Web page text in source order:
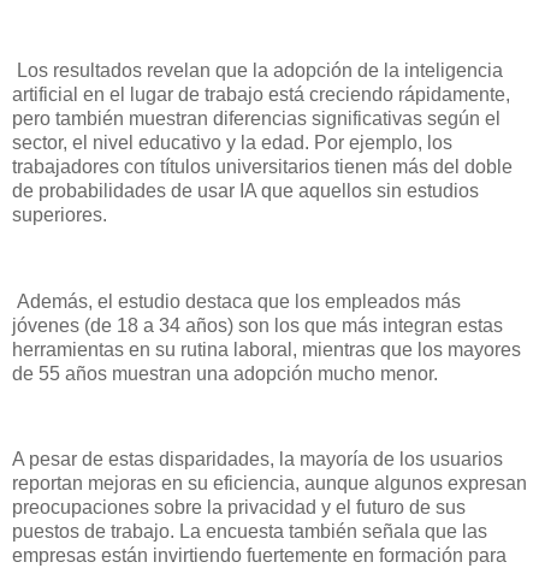
Los resultados revelan que la adopción de la inteligencia
artificial en el lugar de trabajo está creciendo rápidamente,
pero también muestran diferencias significativas según el
sector, el nivel educativo y la edad. Por ejemplo, los
trabajadores con títulos universitarios tienen más del doble
de probabilidades de usar IA que aquellos sin estudios
superiores.
Además, el estudio destaca que los empleados más
jóvenes (de 18 a 34 años) son los que más integran estas
herramientas en su rutina laboral, mientras que los mayores
de 55 años muestran una adopción mucho menor.
A pesar de estas disparidades, la mayoría de los usuarios
reportan mejoras en su eficiencia, aunque algunos expresan
preocupaciones sobre la privacidad y el futuro de sus
puestos de trabajo. La encuesta también señala que las
empresas están invirtiendo fuertemente en formación para